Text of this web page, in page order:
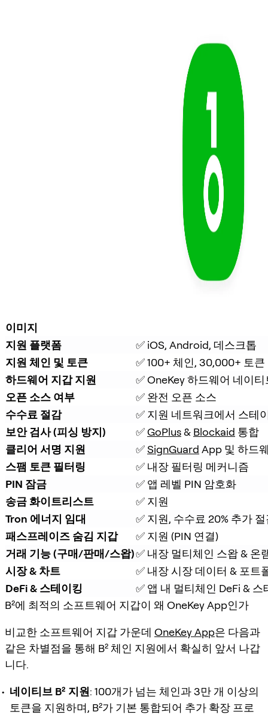
이미지
지원 플랫폼
✅ iOS, Android, 데스크톱
지원 체인 및 토큰
✅ 100+ 체인, 30,000+ 토큰
하드웨어 지갑 지원
✅ OneKey 하드웨어 네이
오픈 소스 여부
✅ 완전 오픈 소스
수수료 절감
✅ 지원 네트워크에서 스테
보안 검사 (피싱 방지)
✅ GoPlus & Blockaid 통합
클리어 서명 지원
✅ SignGuard App 및 하드
스팸 토큰 필터링
✅ 내장 필터링 메커니즘
PIN 잠금
✅ 앱 레벨 PIN 암호화
송금 화이트리스트
✅ 지원
Tron 에너지 임대
✅ 지원, 수수료 20% 추가
패스프레이즈 숨김 지갑
✅ 지원 (PIN 연결)
거래 기능 (구매/판매/스왑)✅ 내장 멀티체인 스왑 & 온
시장 & 차트
✅ 내장 시장 데이터 & 포트
DeFi & 스테이킹
✅ 앱 내 멀티체인 DeFi &
B²에 최적의 소프트웨어 지갑이 왜 OneKey App인가
비교한 소프트웨어 지갑 가운데 OneKey App은 다음과
같은 차별점을 통해 B² 체인 지원에서 확실히 앞서 나갑
니다.
네이티브 B² 지원 : 100개가 넘는 체인과 3만 개 이상의
토큰을 지원하며, B²가 기본 통합되어 추가 확장 프로